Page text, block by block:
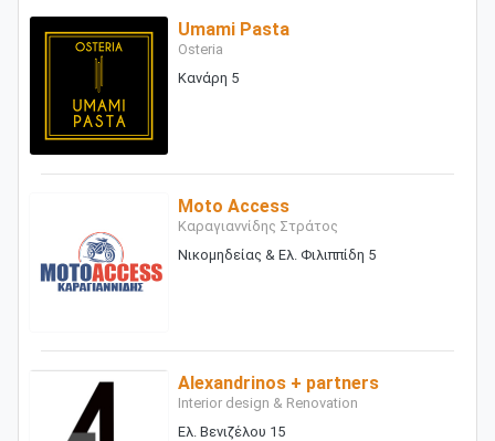
Umami Pasta
Osteria
Κανάρη 5
Moto Access
Καραγιαννίδης Στράτος
Νικομηδείας & Ελ. Φιλιππίδη 5
Alexandrinos + partners
Interior design & Renovation
Ελ. Βενιζέλου 15